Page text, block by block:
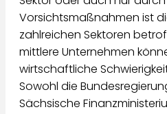
Vorsichtsmaßnahmen ist
zahlreichen Sektoren
mittlere Unternehmen
wirtschaftliche
Sowohl die
Sächsische